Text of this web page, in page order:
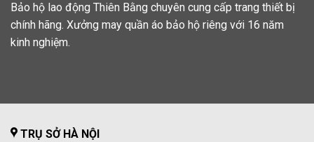
Bảo hộ lao động Thiên Bằng chuyên cung cấp trang thiết bị
chính hãng. Xưởng may quần áo bảo hộ riêng với 16 năm
kinh nghiệm.
TRỤ SỞ HÀ NỘI